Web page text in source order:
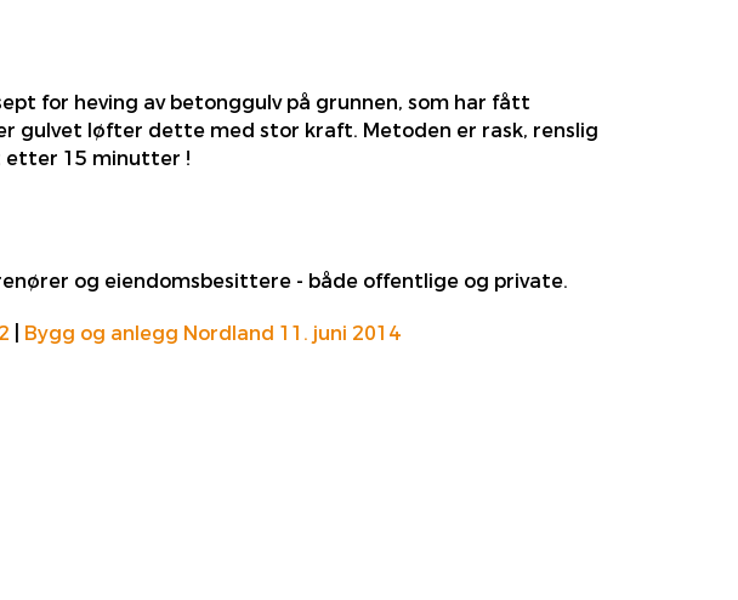
for heving av betonggulv på grunnen, som har fått
gulvet løfter dette med stor kraft. Metoden er rask, renslig
etter 15 minutter !
og eiendomsbesittere - både offentlige og private.
Bygg og anlegg Nordland 11. juni 2014